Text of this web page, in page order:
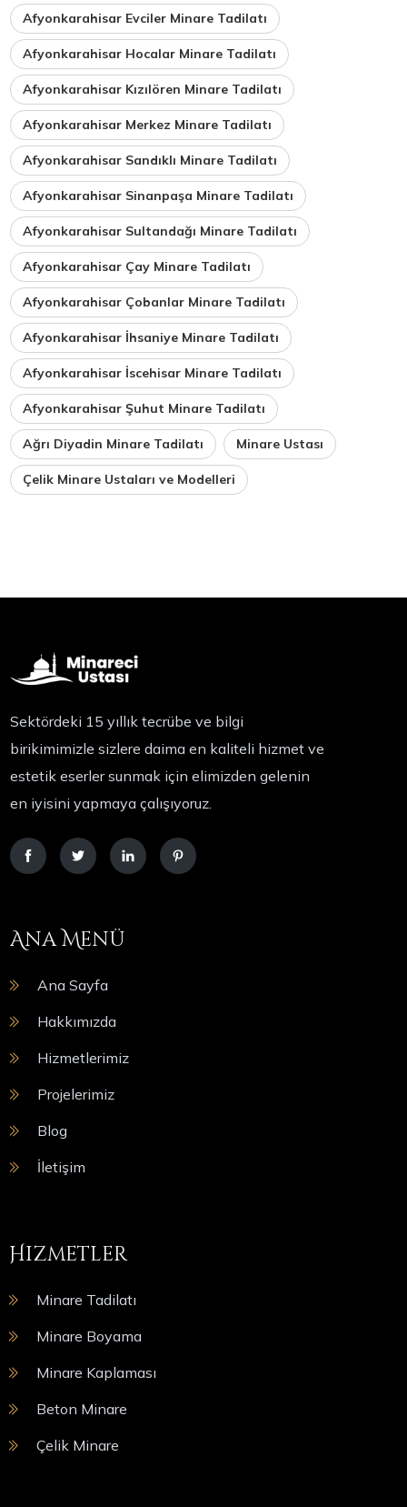
Afyonkarahisar Evciler Minare Tadilatı
Afyonkarahisar Hocalar Minare Tadilatı
Afyonkarahisar Kızılören Minare Tadilatı
Afyonkarahisar Merkez Minare Tadilatı
Afyonkarahisar Sandıklı Minare Tadilatı
Afyonkarahisar Sinanpaşa Minare Tadilatı
Afyonkarahisar Sultandağı Minare Tadilatı
Afyonkarahisar Çay Minare Tadilatı
Afyonkarahisar Çobanlar Minare Tadilatı
Afyonkarahisar İhsaniye Minare Tadilatı
Afyonkarahisar İscehisar Minare Tadilatı
Afyonkarahisar Şuhut Minare Tadilatı
Ağrı Diyadin Minare Tadilatı Minare Ustası
Çelik Minare Ustaları ve Modelleri
Sektördeki 15 yıllık tecrübe ve bilgi
birikimimizle sizlere daima en kaliteli hizmet ve
estetik eserler sunmak için elimizden gelenin
en iyisini yapmaya çalışıyoruz.
Ana Menü
Ana Sayfa
Hakkımızda
Hizmetlerimiz
Projelerimiz
Blog
İletişim
Hizmetler
Minare Tadilatı
Minare Boyama
Minare Kaplaması
Beton Minare
Çelik Minare